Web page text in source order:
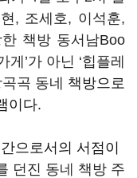
, 조세호, 이석훈,
한 책방 동서남Boo
게 ’가 아닌 ‘힙플레
곡 동네 책방으로
이다.
으로서의 서점이
던진 동네 책방 주